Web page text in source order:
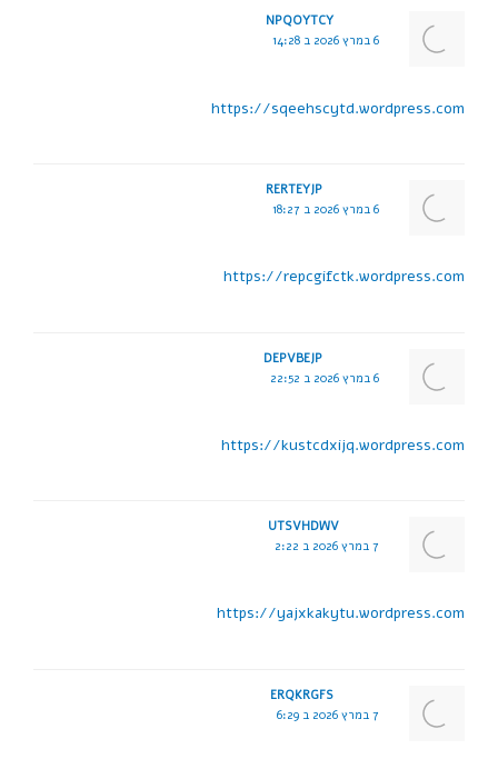
NPQOYTCY
6 במרץ 2026 ב 14:28
https://sqeehscytd.wordpress.com
RERTEYJP
6 במרץ 2026 ב 18:27
https://repcgifctk.wordpress.com
DEPVBEJP
6 במרץ 2026 ב 22:52
https://kustcdxijq.wordpress.com
UTSVHDWV
7 במרץ 2026 ב 2:22
https://yajxkakytu.wordpress.com
ERQKRGFS
7 במרץ 2026 ב 6:29